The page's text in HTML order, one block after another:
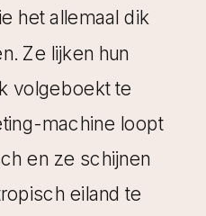
het allemaal dik
Ze lijken hun
volgeboekt te
machine loopt
en ze schijnen
eiland te